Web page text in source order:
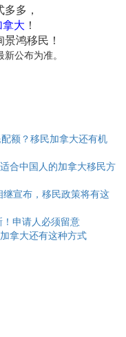
多，
大 ！
鸿移民！
公布为准。
额？移民加拿大还有机
合中国人的加拿大移民方
宣布，移民政策将有这
申请人必须留意
拿大还有这种方式